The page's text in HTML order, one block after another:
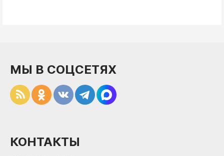
МЫ В СОЦСЕТЯХ
КОНТАКТЫ